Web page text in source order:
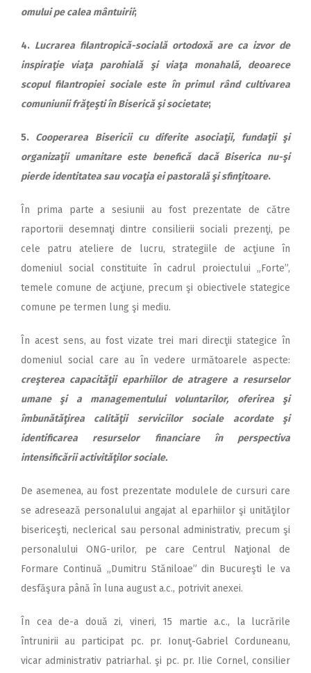
omului pe calea mântuirii;
4. Lucrarea filantropică-socială ortodoxă are ca izvor de
inspiraţie viaţa parohială şi viaţa monahală, deoarece
scopul filantropiei sociale este în primul rând cultivarea
comuniunii frăţeşti în Biserică şi societate;
5. Cooperarea Bisericii cu diferite asociaţii, fundaţii şi
organizaţii umanitare este benefică dacă Biserica nu-şi
pierde identitatea sau vocaţia ei pastorală şi sfinţitoare.
În prima parte a sesiunii au fost prezentate de către
raportorii desemnaţi dintre consilierii sociali prezenţi, pe
cele patru ateliere de lucru, strategiile de acţiune în
domeniul social constituite în cadrul proiectului „Forte”,
temele comune de acţiune, precum şi obiectivele stategice
comune pe termen lung şi mediu.
În acest sens, au fost vizate trei mari direcţii stategice în
domeniul social care au în vedere următoarele aspecte:
creşterea capacităţii eparhiilor de atragere a resurselor
umane şi a managementului voluntarilor, oferirea şi
îmbunătăţirea calităţii serviciilor sociale acordate şi
identificarea resurselor financiare în perspectiva
intensificării activităţilor sociale.
De asemenea, au fost prezentate modulele de cursuri care
se adresează personalului angajat al eparhiilor şi unităţilor
bisericeşti, neclerical sau personal administrativ, precum şi
personalului ONG-urilor, pe care Centrul Naţional de
Formare Continuă „Dumitru Stăniloae” din Bucureşti le va
desfăşura până în luna august a.c., potrivit anexei.
În cea de-a două zi, vineri, 15 martie a.c., la lucrările
întrunirii au participat pc. pr. Ionuţ-Gabriel Corduneanu,
vicar administrativ patriarhal. şi pc. pr. Ilie Cornel, consilier